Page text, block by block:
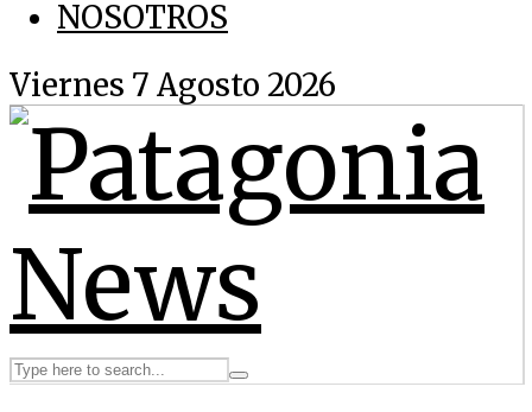
NOSOTROS
Viernes 7 Agosto 2026